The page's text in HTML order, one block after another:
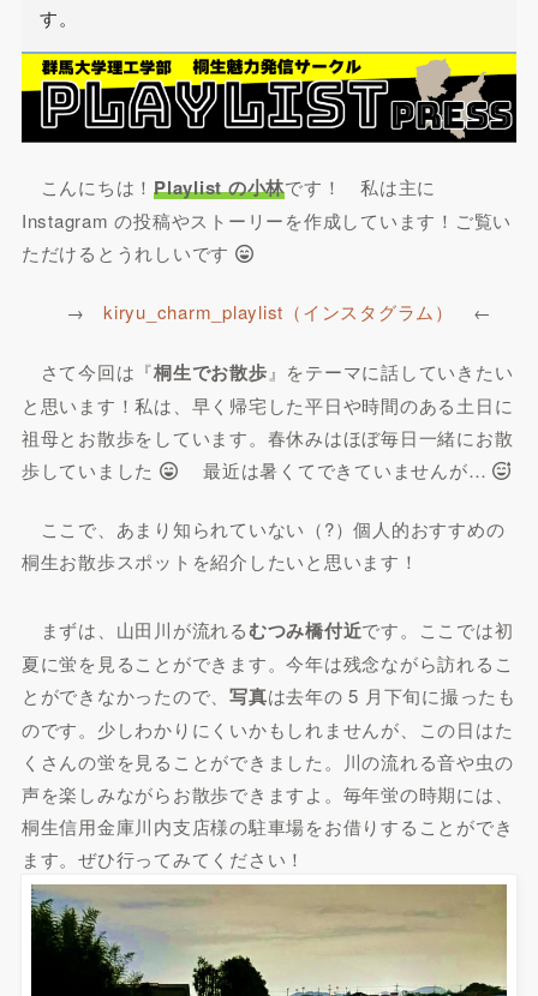
す。
こんにちは！Playlist の小林です！ 私は主に
Instagram の投稿やストーリーを作成しています！ご覧い
ただけるとうれしいです
→ kiryu_charm_playlist（インスタグラム） ←
さて今回は『桐生でお散歩 』をテーマに話していきたい
と思います！私は、早く帰宅した平日や時間のある土日に
祖母とお散歩をしています。春休みはほぼ毎日一緒にお散
歩していました
最近は暑くてできていませんが…
ここで、あまり知られていない（?）個人的おすすめの
桐生お散歩スポットを紹介したいと思います！
まずは、山田川が流れるむつみ橋付近です。ここでは初
夏に蛍を見ることができます。今年は残念ながら訪れるこ
とができなかったので、写真は去年の 5 月下旬に撮ったも
のです。少しわかりにくいかもしれませんが、この日はた
くさんの蛍を見ることができました。川の流れる音や虫の
声を楽しみながらお散歩できますよ。毎年蛍の時期には、
桐生信用金庫川内支店様の駐車場をお借りすることができ
ます。ぜひ行ってみてください！